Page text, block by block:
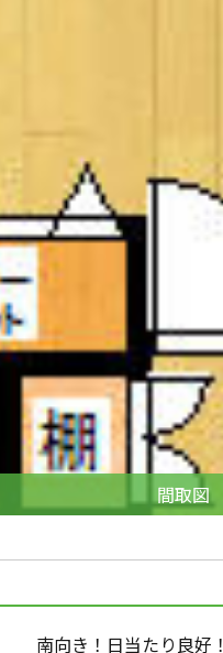
間取図
南向き！日当たり良好